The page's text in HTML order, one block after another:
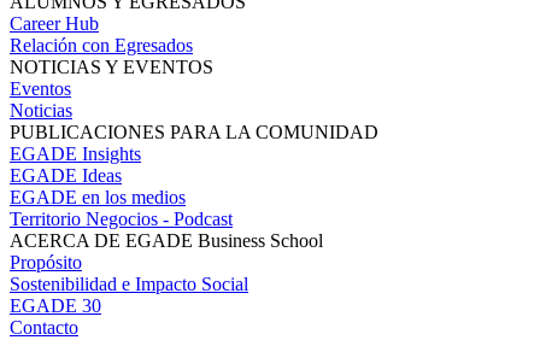
Career Hub
Relación con Egresados
NOTICIAS Y EVENTOS
Eventos
Noticias
PUBLICACIONES PARA LA COMUNIDAD
EGADE Insights
EGADE Ideas
EGADE en los medios
Territorio Negocios - Podcast
ACERCA DE EGADE Business School
Propósito
Sostenibilidad e Impacto Social
EGADE 30
Contacto